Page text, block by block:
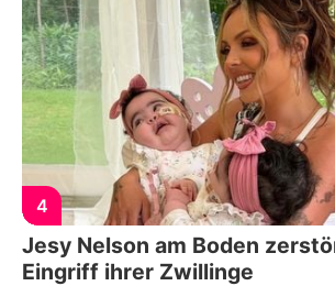
4
Jesy Nelson am Boden
Eingriff ihrer Zwillinge